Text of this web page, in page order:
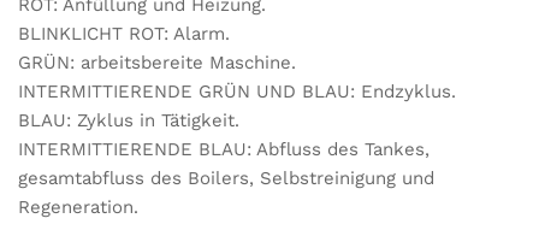
ROT: Anfüllung und Heizung.
BLINKLICHT ROT: Alarm.
GRÜN: arbeitsbereite Maschine.
INTERMITTIERENDE GRÜN UND BLAU: Endzyklus.
BLAU: Zyklus in Tätigkeit.
INTERMITTIERENDE BLAU: Abfluss des Tankes,
gesamtabfluss des Boilers, Selbstreinigung und
Regeneration.